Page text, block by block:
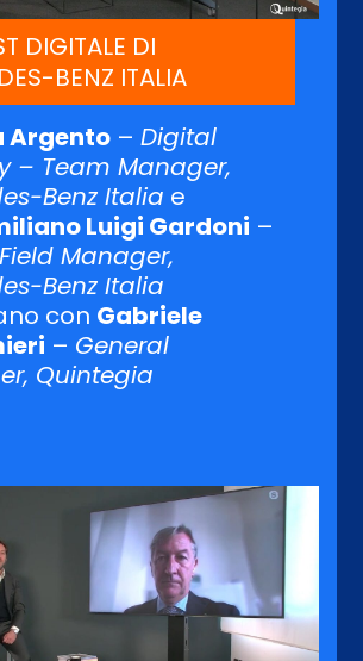
DIGITALE DI
BENZ ITALIA
Argento –Digital
– Team Manager,
Benz Italia e
Luigi Gardoni –
Manager,
Benz Italia
con Gabriele
– General
Quintegia